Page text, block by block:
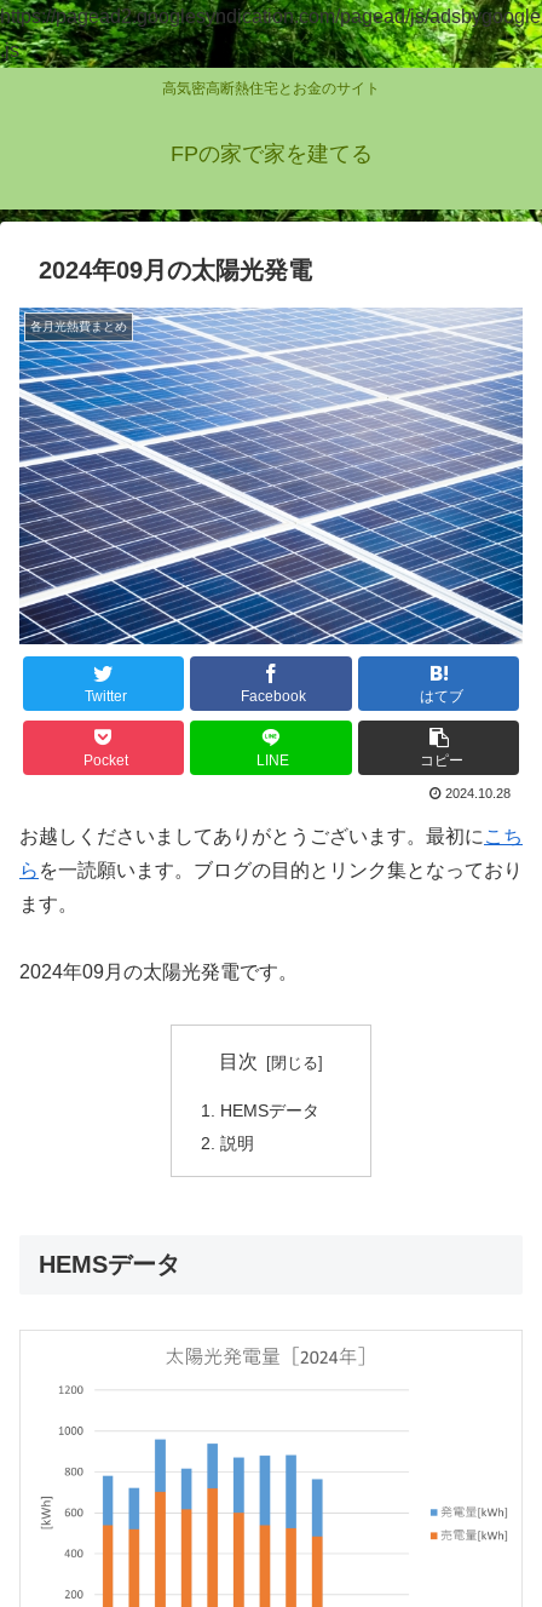
https://pagead2.googlesyndication.com/pagead/js/adsbygoogle
.js
高気密高断熱住宅とお金のサイト
FPの家で家を建てる
2024年09月の太陽光発電
各月光熱費まとめ
Twitter Facebook はてブ
Pocket LINE コピー
2024.10.28
お越しくださいましてありがとうございます。最初に こち
ら を一読願います。ブログの目的とリンク集となっており
ます。
2024年09月の太陽光発電です。
目次
HEMSデータ
説明
HEMSデータ